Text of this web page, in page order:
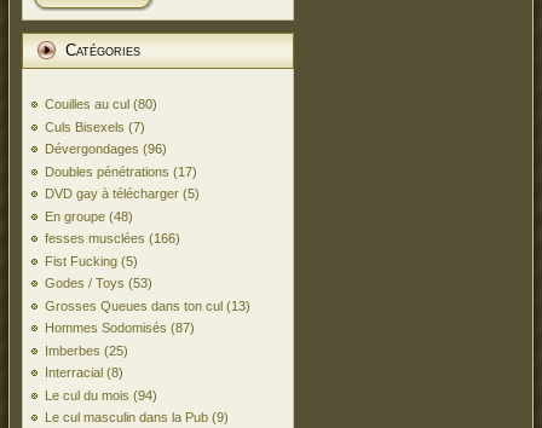
Catégories
Couilles au cul (80)
Culs Bisexels (7)
Dévergondages (96)
Doubles pénétrations (17)
DVD gay à télécharger (5)
En groupe (48)
fesses musclées (166)
Fist Fucking (5)
Godes / Toys (53)
Grosses Queues dans ton cul (13)
Hommes Sodomisés (87)
Imberbes (25)
Interracial (8)
Le cul du mois (94)
Le cul masculin dans la Pub (9)